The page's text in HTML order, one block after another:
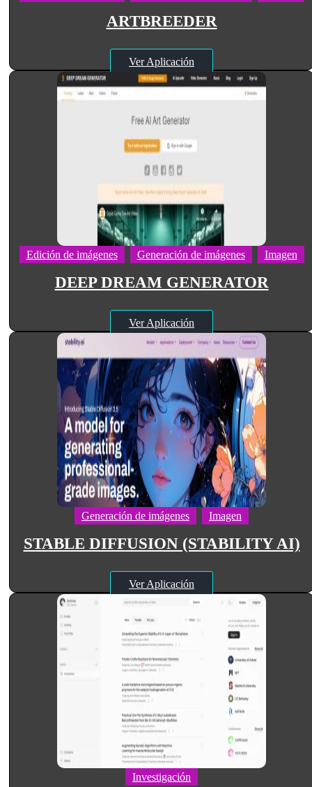
ARTBREEDER
Ver Aplicación
Edición de imágenes Generación de imágenes Imagen
DEEP DREAM GENERATOR
Ver Aplicación
Generación de imágenes Imagen
STABLE DIFFUSION (STABILITY AI)
Ver Aplicación
Investigación